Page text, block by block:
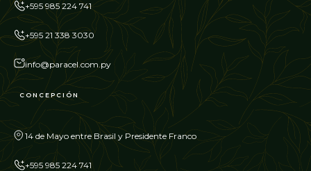
+595 985 224 741
+595 21 338 3030
info@paracel.com.py
CONCEPCIÓN
14 de Mayo entre Brasil y Presidente Franco
+595 985 224 741